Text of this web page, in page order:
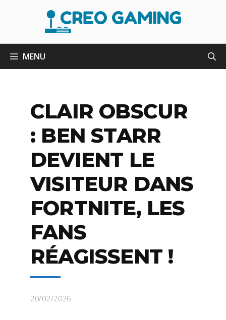
MENU
CLAIR OBSCUR
: BEN STARR
DEVIENT LE
VISITEUR DANS
FORTNITE, LES
FANS
RÉAGISSENT !
20/02/2026